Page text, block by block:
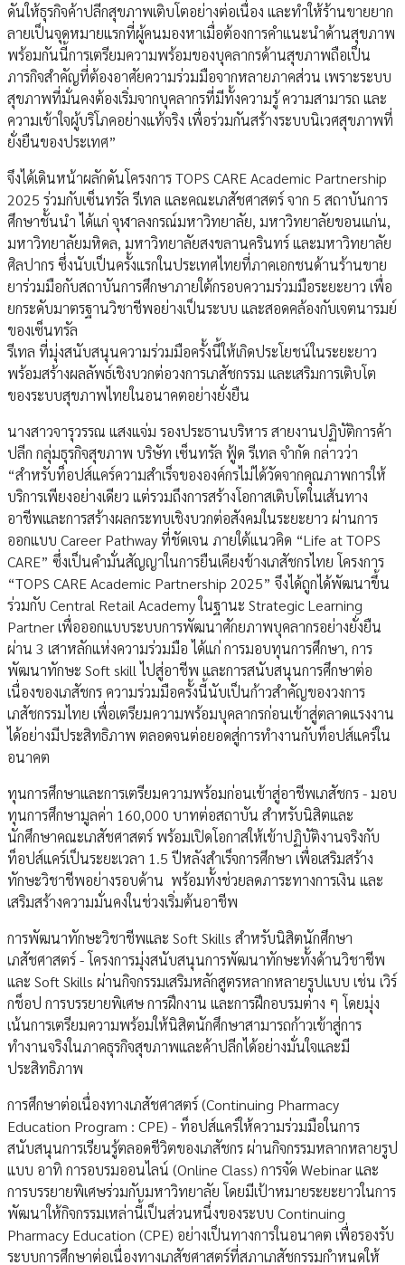
ดันให้ธุรกิจค้าปลีกสุขภาพเติบโตอย่างต่อเนื่อง และทำให้ร้านขายยาก
ลายเป็นจุดหมายแรกที่ผู้คนมองหาเมื่อต้องการคำแนะนำด้านสุขภาพ
พร้อมกันนี้การเตรียมความพร้อมของบุคลากรด้านสุขภาพถือเป็น
ภารกิจสำคัญที่ต้องอาศัยความร่วมมือจากหลายภาคส่วน เพราะระบบ
สุขภาพที่มั่นคงต้องเริ่มจากบุคลากรที่มีทั้งความรู้ ความสามารถ และ
ความเข้าใจผู้บริโภคอย่างแท้จริง เพื่อร่วมกันสร้างระบบนิเวศสุขภาพที่
ยั่งยืนของประเทศ”
จึงได้เดินหน้าผลักดันโครงการ TOPS CARE Academic Partnership
2025 ร่วมกับเซ็นทรัล รีเทล และคณะเภสัชศาสตร์ จาก 5 สถาบันการ
ศึกษาชั้นนำ ได้แก่ จุฬาลงกรณ์มหาวิทยาลัย, มหาวิทยาลัยขอนแก่น,
มหาวิทยาลัยมหิดล, มหาวิทยาลัยสงขลานครินทร์ และมหาวิทยาลัย
ศิลปากร ซึ่งนับเป็นครั้งแรกในประเทศไทยที่ภาคเอกชนด้านร้านขาย
ยาร่วมมือกับสถาบันการศึกษาภายใต้กรอบความร่วมมือระยะยาว เพื่อ
ยกระดับมาตรฐานวิชาชีพอย่างเป็นระบบ และสอดคล้องกับเจตนารมย์
ของเซ็นทรัล
รีเทล ที่มุ่งสนับสนุนความร่วมมือครั้งนี้ให้เกิดประโยชน์ในระยะยาว
พร้อมสร้างผลลัพธ์เชิงบวกต่อวงการเภสัชกรรม และเสริมการเติบโต
ของระบบสุขภาพไทยในอนาคตอย่างยั่งยืน
นางสาวจารุวรรณ แสงแจ่ม รองประธานบริหาร สายงานปฏิบัติการค้า
ปลีก กลุ่มธุรกิจสุขภาพ บริษัท เซ็นทรัล ฟู้ด รีเทล จำกัด กล่าวว่า
“สำหรับท็อปส์แคร์ความสำเร็จขององค์กรไม่ได้วัดจากคุณภาพการให้
บริการเพียงอย่างเดียว แต่รวมถึงการสร้างโอกาสเติบโตในเส้นทาง
อาชีพและการสร้างผลกระทบเชิงบวกต่อสังคมในระยะยาว ผ่านการ
ออกแบบ Career Pathway ที่ชัดเจน ภายใต้แนวคิด “Life at TOPS
CARE” ซึ่งเป็นคำมั่นสัญญาในการยืนเคียงข้างเภสัชกรไทย โครงการ
“TOPS CARE Academic Partnership 2025” จึงได้ถูกได้พัฒนาขึ้น
ร่วมกับ Central Retail Academy ในฐานะ Strategic Learning
Partner เพื่อออกแบบระบบการพัฒนาศักยภาพบุคลากรอย่างยั่งยืน
ผ่าน 3 เสาหลักแห่งความร่วมมือ ได้แก่ การมอบทุนการศึกษา, การ
พัฒนาทักษะ Soft skill ไปสู่อาชีพ และการสนับสนุนการศึกษาต่อ
เนื่องของเภสัชกร ความร่วมมือครั้งนี้นับเป็นก้าวสำคัญของวงการ
เภสัชกรรมไทย เพื่อเตรียมความพร้อมบุคลากรก่อนเข้าสู่ตลาดแรงงาน
ได้อย่างมีประสิทธิภาพ ตลอดจนต่อยอดสู่การทำงานกับท็อปส์แคร์ใน
อนาคต
ทุนการศึกษาและการเตรียมความพร้อมก่อนเข้าสู่อาชีพเภสัชกร - มอบ
ทุนการศึกษามูลค่า 160,000 บาทต่อสถาบัน สำหรับนิสิตและ
นักศึกษาคณะเภสัชศาสตร์ พร้อมเปิดโอกาสให้เข้าปฏิบัติงานจริงกับ
ท็อปส์แคร์เป็นระยะเวลา 1.5 ปีหลังสำเร็จการศึกษา เพื่อเสริมสร้าง
ทักษะวิชาชีพอย่างรอบด้าน พร้อมทั้งช่วยลดภาระทางการเงิน และ
เสริมสร้างความมั่นคงในช่วงเริ่มต้นอาชีพ
การพัฒนาทักษะวิชาชีพและ Soft Skills สำหรับนิสิตนักศึกษา
เภสัชศาสตร์ - โครงการมุ่งสนับสนุนการพัฒนาทักษะทั้งด้านวิชาชีพ
และ Soft Skills ผ่านกิจกรรมเสริมหลักสูตรหลากหลายรูปแบบ เช่น เวิร์
กช็อป การบรรยายพิเศษ การฝึกงาน และการฝึกอบรมต่าง ๆ โดยมุ่ง
เน้นการเตรียมความพร้อมให้นิสิตนักศึกษาสามารถก้าวเข้าสู่การ
ทำงานจริงในภาคธุรกิจสุขภาพและค้าปลีกได้อย่างมั่นใจและมี
ประสิทธิภาพ
การศึกษาต่อเนื่องทางเภสัชศาสตร์ (Continuing Pharmacy
Education Program : CPE) - ท็อปส์แคร์ให้ความร่วมมือในการ
สนับสนุนการเรียนรู้ตลอดชีวิตของเภสัชกร ผ่านกิจกรรมหลากหลายรูป
แบบ อาทิ การอบรมออนไลน์ (Online Class) การจัด Webinar และ
การบรรยายพิเศษร่วมกับมหาวิทยาลัย โดยมีเป้าหมายระยะยาวในการ
พัฒนาให้กิจกรรมเหล่านี้เป็นส่วนหนึ่งของระบบ Continuing
Pharmacy Education (CPE) อย่างเป็นทางการในอนาคต เพื่อรองรับ
ระบบการศึกษาต่อเนื่องทางเภสัชศาสตร์ที่สภาเภสัชกรรมกำหนดให้